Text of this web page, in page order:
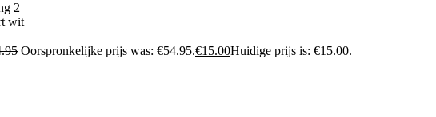
wit
Oorspronkelijke prijs was: €54.95.€15.00Huidige prijs is: €15.00.